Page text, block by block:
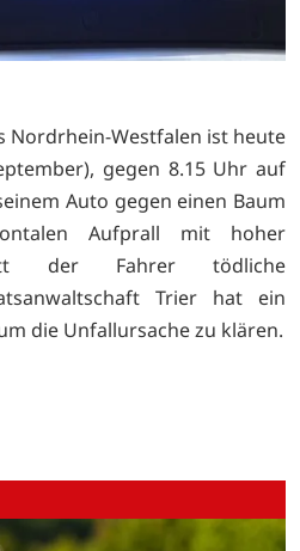
Nordrhein-Westfalen ist heute
gegen 8.15 Uhr auf
Auto gegen einen Baum
Aufprall mit hoher
der Fahrer tödliche
Trier hat ein
die Unfallursache zu klären.